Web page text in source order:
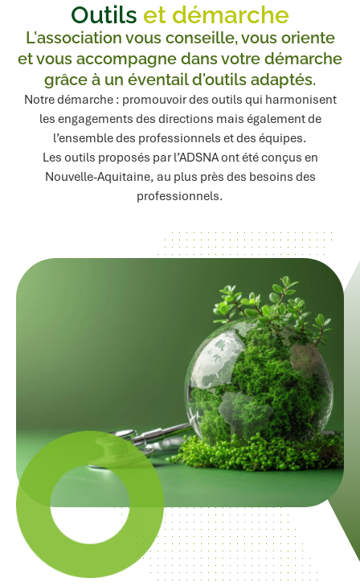
Outils et démarche
L'association vous conseille, vous oriente
et vous accompagne dans votre démarche
grâce à un éventail d'outils adaptés.
Notre démarche : promouvoir des outils qui harmonisent
les engagements des directions mais également de
l’ensemble des professionnels et des équipes.
Les outils proposés par l’ADSNA ont été conçus en
Nouvelle-Aquitaine, au plus près des besoins des
professionnels.